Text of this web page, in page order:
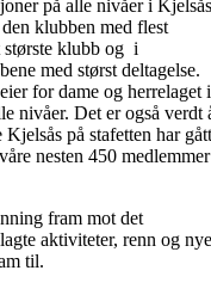
på alle nivåer i Kjelsås
klubben med flest
største klubb og i
med størst deltagelse.
for dame og herrelaget i
nivåer. Det er også verdt
på stafetten har gått
nesten 450 medlemmer
fram mot det
aktiviteter, renn og nye
til.